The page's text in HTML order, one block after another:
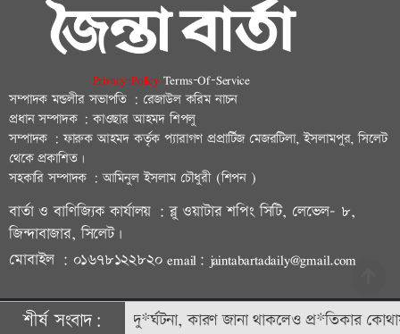
Privacy-Policy Terms-Of-Service
সম্পাদক মন্ডলীর সভাপতি : রেজাউল করিম নাচন
প্রধান সম্পাদক : কাওছার আহমদ শিপলু
সম্পাদক : ফারুক আহমদ কর্তৃক প্যারাগণ প্রপ্রার্টিজ মেজরটিলা, ইসলামপুর, সিলেট
থেকে প্রকাশিত।
সহকারি সম্পাদক : আমিনুল ইসলাম চৌধুরী (শিপন )
বার্তা ও বাণিজ্যিক কার্যালয় : ব্লু ওয়াটার শপিং সিটি, লেভেল- ৮,
জিন্দাবাজার, সিলেট।
মোবাইল : ০১৬৭৮১২২৮২০ email: jaintabartadaily@gmail.com
© ২০২৩ | জৈন্তাবার্তা কর্তৃক সর্বসত্ব ® সংরক্ষিত | উন্নয়নেবিডি আইটি
শীর্ষ সংবাদ:
বারবার সড়ক দু*র্ঘটনা, কারণ জানা থাকলেও প্র*তিকার কোথায়?